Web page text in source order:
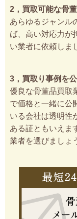
2，買取可能な骨
あらゆるジャンル
ば、高い対応力が
い業者に依頼しま
3，買取り事例を
優良な骨董品買取
で価格と一緒に公
いる会社は透明性
ある証ともいえま
業者を選びましょ